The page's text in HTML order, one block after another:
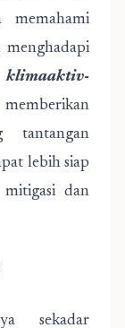
memahami
menghadapi
klimaaktiv-
tantangan
lebih siap
dan
sekadar